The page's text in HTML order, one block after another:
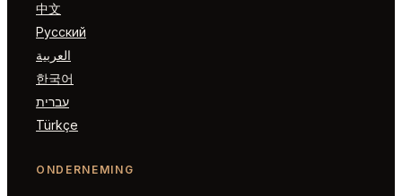
中文
Русский
العربية
한국어
עברית
Türkçe
ONDERNEMING